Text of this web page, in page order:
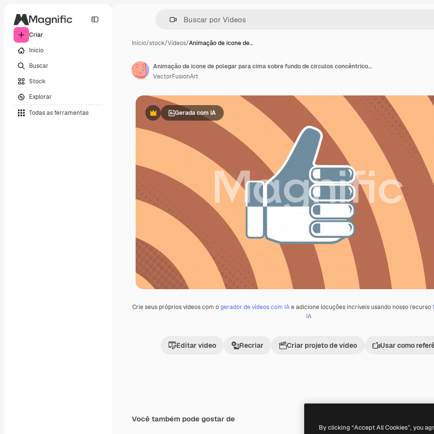
Criar
Início
Buscar
Stock
Explorar
Todas as ferramentas
Início/stock/Vídeos/Animação de ícone de…
PremiumGerada com IA
Crie seus próprios vídeos com ogerador de vídeos com IAe adicione locuções incríveis usando nosso recurso
IA
Editar vídeo Recriar Criar projeto de vídeo Usar como
Animação de ícone de polegar para cima sobre fundo de círculos concêntricos laranja e marrons
VectorFusionArt
Você também pode gostar de
Gerado por IA
By clicking “Accept All Cookies”, you